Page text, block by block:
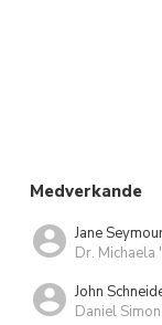
Medverkande
Jane
Dr. Michaela
John
Daniel Simon